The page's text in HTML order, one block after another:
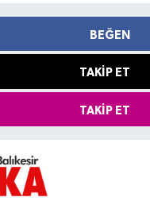
BEĞEN
TAKIP ET
TAKIP ET